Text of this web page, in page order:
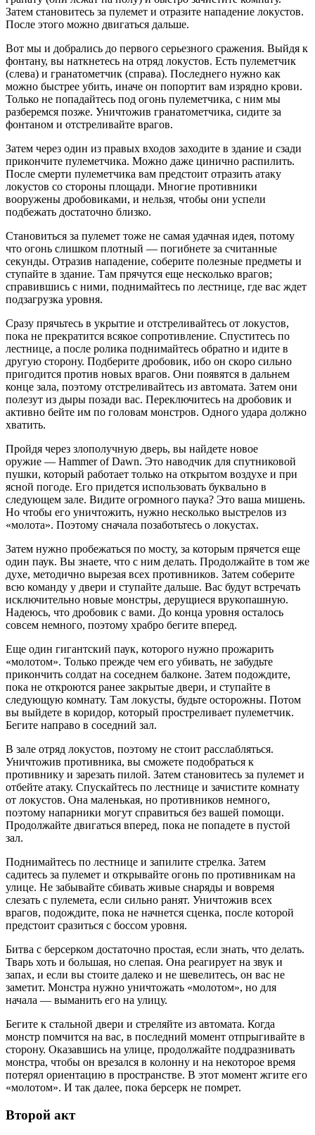
Затем становитесь за пулемет и отразите нападение локустов.
После этого можно двигаться дальше.
Вот мы и добрались до первого серьезного сражения. Выйдя к
фонтану, вы наткнетесь на отряд локустов. Есть пулеметчик
(слева) и гранатометчик (справа). Последнего нужно как
можно быстрее убить, иначе он попортит вам изрядно крови.
Только не попадайтесь под огонь пулеметчика, с ним мы
разберемся позже. Уничтожив гранатометчика, сидите за
фонтаном и отстреливайте врагов.
Затем через один из правых входов заходите в здание и сзади
прикончите пулеметчика. Можно даже цинично распилить.
После смерти пулеметчика вам предстоит отразить атаку
локустов со стороны площади. Многие противники
вооружены дробовиками, и нельзя, чтобы они успели
подбежать достаточно близко.
Становиться за пулемет тоже не самая удачная идея, потому
что огонь слишком плотный — погибнете за считанные
секунды. Отразив нападение, соберите полезные предметы и
ступайте в здание. Там прячутся еще несколько врагов;
справившись с ними, поднимайтесь по лестнице, где вас ждет
подзагрузка уровня.
Сразу прячьтесь в укрытие и отстреливайтесь от локустов,
пока не прекратится всякое сопротивление. Спуститесь по
лестнице, а после ролика поднимайтесь обратно и идите в
другую сторону. Подберите дробовик, ибо он скоро сильно
пригодится против новых врагов. Они появятся в дальнем
конце зала, поэтому отстреливайтесь из автомата. Затем они
полезут из дыры позади вас. Переключитесь на дробовик и
активно бейте им по головам монстров. Одного удара должно
хватить.
Пройдя через злополучную дверь, вы найдете новое
оружие — Hammer of Dawn. Это наводчик для спутниковой
пушки, который работает только на открытом воздухе и при
ясной погоде. Его придется использовать буквально в
следующем зале. Видите огромного паука? Это ваша мишень.
Но чтобы его уничтожить, нужно несколько выстрелов из
«молота». Поэтому сначала позаботьтесь о локустах.
Затем нужно пробежаться по мосту, за которым прячется еще
один паук. Вы знаете, что с ним делать. Продолжайте в том же
духе, методично вырезая всех противников. Затем соберите
всю команду у двери и ступайте дальше. Вас будут встречать
исключительно новые монстры, дерущиеся врукопашную.
Надеюсь, что дробовик с вами. До конца уровня осталось
совсем немного, поэтому храбро бегите вперед.
Еще один гигантский паук, которого нужно прожарить
«молотом». Только прежде чем его убивать, не забудьте
прикончить солдат на соседнем балконе. Затем подождите,
пока не откроются ранее закрытые двери, и ступайте в
следующую комнату. Там локусты, будьте осторожны. Потом
вы выйдете в коридор, который простреливает пулеметчик.
Бегите направо в соседний зал.
В зале отряд локустов, поэтому не стоит расслабляться.
Уничтожив противника, вы сможете подобраться к
противнику и зарезать пилой. Затем становитесь за пулемет и
отбейте атаку. Спускайтесь по лестнице и зачистите комнату
от локустов. Она маленькая, но противников немного,
поэтому напарники могут справиться без вашей помощи.
Продолжайте двигаться вперед, пока не попадете в пустой
зал.
Поднимайтесь по лестнице и запилите стрелка. Затем
садитесь за пулемет и открывайте огонь по противникам на
улице. Не забывайте сбивать живые снаряды и вовремя
слезать с пулемета, если сильно ранят. Уничтожив всех
врагов, подождите, пока не начнется сценка, после которой
предстоит сразиться с боссом уровня.
Битва с берсерком достаточно простая, если знать, что делать.
Тварь хоть и большая, но слепая. Она реагирует на звук и
запах, и если вы стоите далеко и не шевелитесь, он вас не
заметит. Монстра нужно уничтожать «молотом», но для
начала — выманить его на улицу.
Бегите к стальной двери и стреляйте из автомата. Когда
монстр помчится на вас, в последний момент отпрыгивайте в
сторону. Оказавшись на улице, продолжайте поддразнивать
монстра, чтобы он врезался в колонну и на некоторое время
потерял ориентацию в пространстве. В этот момент жгите его
«молотом». И так далее, пока берсерк не помрет.
Второй акт